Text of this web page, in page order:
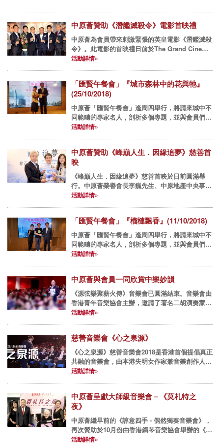
中原薈贊助《潛艦滅殺令》電影首映禮
中原薈為會員帶來刺激緊張的英皇電影《潛艦滅殺
令》。此電影的首映禮日前於The Grand Cinema
圓滿舉行。 中原薈創會會長暨中原地產亞太區主
活動詳情»
「匯賢午餐會」『城市森林中的花與牠』
(25/10/2018)
中原薈「匯賢午餐會」逢周四舉行，將請來城中不
同範疇的專家名人，剖析多個專題，並與會員們享
用佳餚，互相交流經驗。 2018年午餐會： 10月25
活動詳情»
中原薈贊助《峰巔人生．因緣追夢》慈善首
映
《峰巔人生．因緣追夢》慈善首映於日前圓滿舉
行。中原薈榮譽會長李巍先生、中原地產中央事務
部執行董事蘇丹莉小姐及中原員工均有到場支持，
活動詳情»
「匯賢午餐會」『榴槤飄香』(11/10/2018)
中原薈「匯賢午餐會」逢周四舉行，將請來城中不
同範疇的專家名人，剖析多個專題，並與會員們享
用佳餚，互相交流經驗。 2018年午餐會： 10月11
活動詳情»
中原薈與會員一同欣賞中樂妙韻
《源弦樂聚薪火傳》音樂會已圓滿結束。音樂會由
香港青年音樂協會主辦，邀請了著名二胡演奏家黃
安源及黃晨達父子、亞洲蕭邦國際鋼琴賽金獎得主
活動詳情»
慈善音樂會《心之泉源》
《心之泉源》慈善音樂會2018是香港首個提倡真正
共融的音樂會，由本港失明女作家兼音樂創作人汪
明欣監製及擔任音樂總監，並邀請了一眾才華洋溢
活動詳情»
中原薈呈獻大師級音樂會－《莫札特之
夜》
中原薈繼早前的《諄意四手 - 偶然獨奏音樂會》，
再次贊助於10月份由香港鋼琴音樂協會舉辦的《莫
札特之夜》音樂會，以推廣本地的藝術文化活動。
活動詳情»